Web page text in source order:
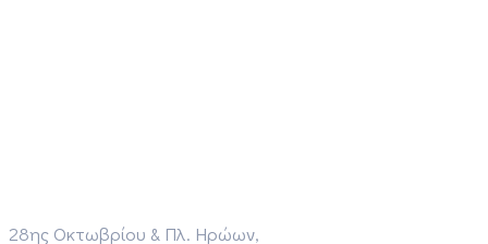
28ης Οκτωβρίου & Πλ. Ηρώων,